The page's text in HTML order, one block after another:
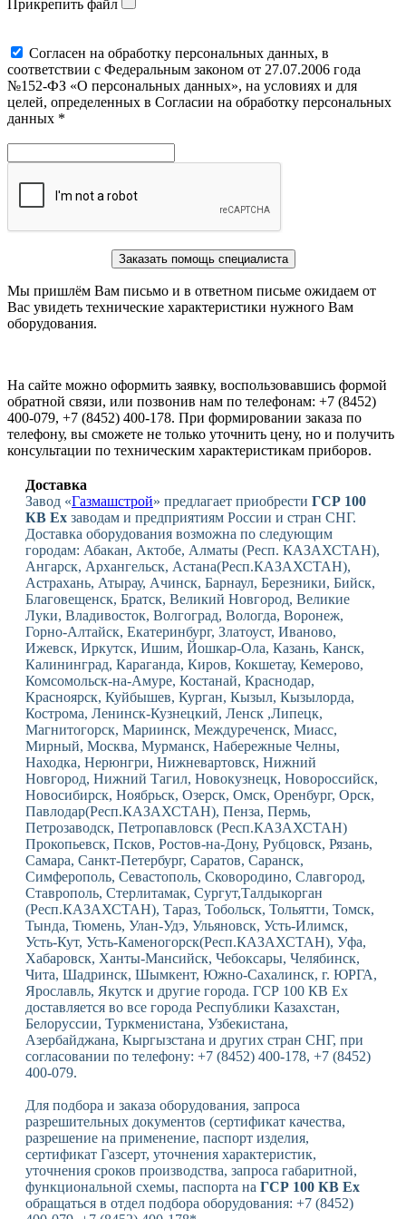
Прикрепить файл
Cогласен на обработку персональных данных, в
соответствии с Федеральным законом от 27.07.2006 года
№152-ФЗ «О персональных данных», на условиях и для
целей, определенных в Согласии на обработку персональных
данных *
Заказать помощь специалиста
Мы пришлём Вам письмо и в ответном письме ожидаем от
Вас увидеть технические характеристики нужного Вам
оборудования.
На сайте можно оформить заявку, воспользовавшись формой
обратной связи, или позвонив нам по телефонам: +7 (8452)
400-079, +7 (8452) 400-178. При формировании заказа по
телефону, вы сможете не только уточнить цену, но и получить
консультации по техническим характеристикам приборов.
Доставка
Завод «Газмашстрой» предлагает приобрести ГСР 100
КВ Ex заводам и предприятиям России и стран СНГ.
Доставка оборудования возможна по следующим
городам: Абакан, Актобе, Алматы (Респ. КАЗАХСТАН),
Ангарск, Архангельск, Астана(Респ.КАЗАХСТАН),
Астрахань, Атырау, Ачинск, Барнаул, Березники, Бийск,
Благовещенск, Братск, Великий Новгород, Великие
Луки, Владивосток, Волгоград, Вологда, Воронеж,
Горно-Алтайск, Екатеринбург, Златоуст, Иваново,
Ижевск, Иркутск, Ишим, Йошкар-Ола, Казань, Канск,
Калининград, Караганда, Киров, Кокшетау, Кемерово,
Комсомольск-на-Амуре, Костанай, Краснодар,
Красноярск, Куйбышев, Курган, Кызыл, Кызылорда,
Кострома, Ленинск-Кузнецкий, Ленск ,Липецк,
Магнитогорск, Мариинск, Междуреченск, Миасс,
Мирный, Москва, Мурманск, Набережные Челны,
Находка, Нерюнгри, Нижневартовск, Нижний
Новгород, Нижний Тагил, Новокузнецк, Новороссийск,
Новосибирск, Ноябрьск, Озерск, Омск, Оренбург, Орск,
Павлодар(Респ.КАЗАХСТАН), Пенза, Пермь,
Петрозаводск, Петропавловск (Респ.КАЗАХСТАН)
Прокопьевск, Псков, Ростов-на-Дону, Рубцовск, Рязань,
Самара, Санкт-Петербург, Саратов, Саранск,
Симферополь, Севастополь, Сковородино, Славгород,
Ставрополь, Стерлитамак, Сургут,Талдыкорган
(Респ.КАЗАХСТАН), Тараз, Тобольск, Тольятти, Томск,
Тында, Тюмень, Улан-Удэ, Ульяновск, Усть-Илимск,
Усть-Кут, Усть-Каменогорск(Респ.КАЗАХСТАН), Уфа,
Хабаровск, Ханты-Мансийск, Чебоксары, Челябинск,
Чита, Шадринск, Шымкент, Южно-Сахалинск, г. ЮРГА,
Ярославль, Якутск и другие города. ГСР 100 КВ Ex
доставляется во все города Республики Казахстан,
Белоруссии, Туркменистана, Узбекистана,
Азербайджана, Кыргызстана и других стран СНГ, при
согласовании по телефону: +7 (8452) 400-178, +7 (8452)
400-079.
Для подбора и заказа оборудования, запроса
разрешительных документов (сертификат качества,
разрешение на применение, паспорт изделия,
сертификат Газсерт, уточнения характеристик,
уточнения сроков производства, запроса габаритной,
функциональной схемы, паспорта на ГСР 100 КВ Ex
обращаться в отдел подбора оборудования: +7 (8452)